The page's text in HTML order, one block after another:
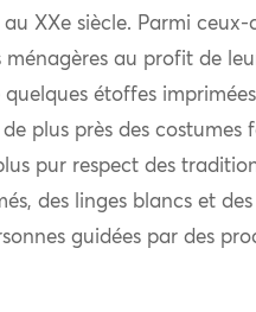
XXe siècle. Parmi
ménagères au profit de
étoffes
plus près des costumes
pur respect des
des linges blancs et
guidées par des